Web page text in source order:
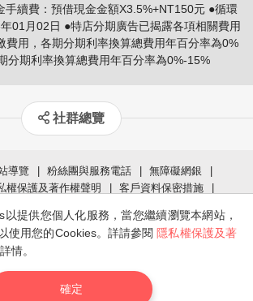
手續費：預借現金金額X3.5%+NT150元 ●循環
01月02日 ●特店分期廣告已揭露各項相關費用
費用，各期分期利率換算總費用年百分率為0%
分期利率換算總費用年百分率為0%-15%
社群總覽
導覽 粉絲團與服務電話
無障礙網銀
權保護及著作權聲明
客戶資料保密措施
服務專線
付費電話) / 0800-023-123(限市話)
提供您個人化服務，當您繼續瀏覽本網站，
使用您的Cookies。詳請參閱 隱私權保護及著
情。
確定